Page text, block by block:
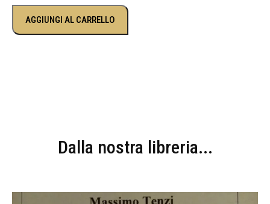
AGGIUNGI AL CARRELLO
Dalla nostra libreria...